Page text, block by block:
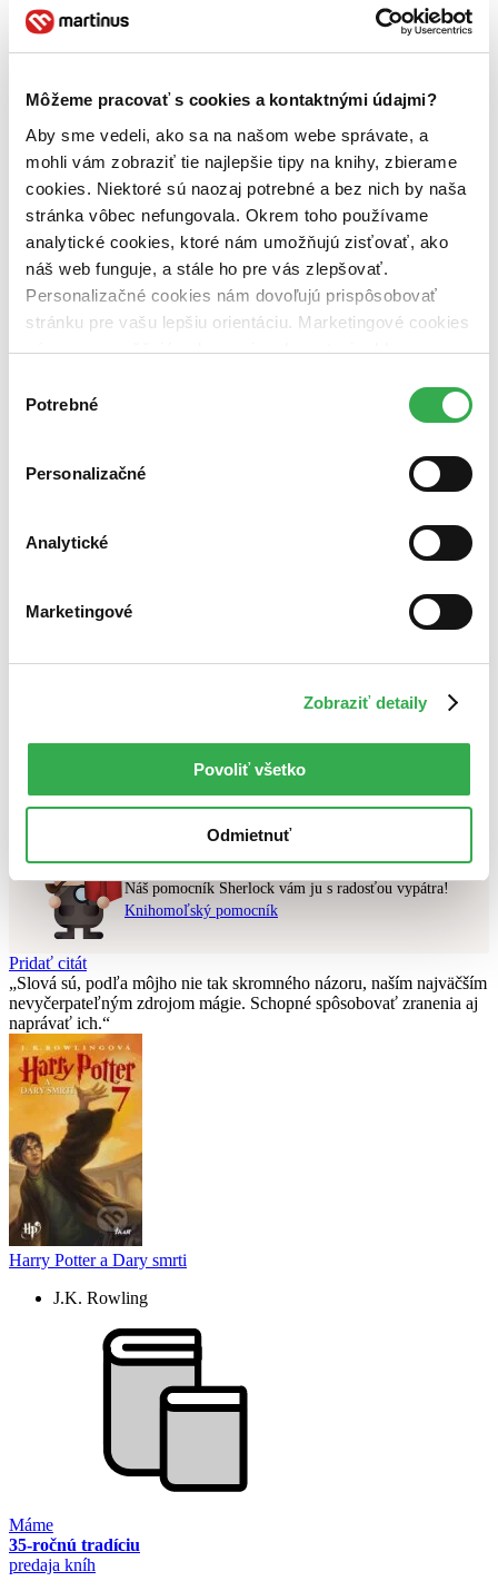
Môžeme pracovať s cookies a kontaktnými údajmi?
Aby sme vedeli, ako sa na našom webe správate, a
mohli vám zobraziť tie najlepšie tipy na knihy, zbierame
cookies. Niektoré sú naozaj potrebné a bez nich by naša
stránka vôbec nefungovala. Okrem toho používame
analytické cookies, ktoré nám umožňujú zisťovať, ako
náš web funguje, a stále ho pre vás zlepšovať.
Personalizačné cookies nám dovoľujú prispôsobovať
stránku pre vašu lepšiu orientáciu. Marketingové cookies
nám zas umožňujú zobrazenie relevantnej reklamy.
nám pomohlo, keby sme mohli používať všetky tieto
súhlasu
Potrebné
Personalizačné
Analytické
Marketingové
Zobraziť detaily
Povoliť všetko
Odmietnuť
zľavnené tituly (0 titulov)
Dostupnosť
predpredaj (0 titulov)predpredaj
dostupná (bez vypredaných) (0 titulov)dostupná (bez
vypredaných)
nová
čítaná (0 titulov)čítaná
čítaná - výborný stav (0 titulov)čítaná - výborný stav
čítaná - mierne opotrebovaná (0 titulov)čítaná - mierne
opotrebovaná
čítané verzie vypredaných kníh (0 titulov) čítané verzie
vypredaných kníh
Zúžiť výber
Bestsellery
Najdrahšie
Autor Michal Aláčdostupné
vyhovujúci zadaným podmienkam.
Chcete poradiť knihu?
Náš pomocník Sherlock vám ju s radosťou vypátra!
Knihomoľský pomocník
Pridať citát
Slová sú, podľa môjho nie tak skromného názoru, naším najväčším
nevyčerpateľným zdrojom mágie. Schopné spôsobovať zranenia aj
naprávať ich.
Harry Potter a Dary smrti
J.K. Rowling
Máme
35-ročnú tradíciu
predaja kníh